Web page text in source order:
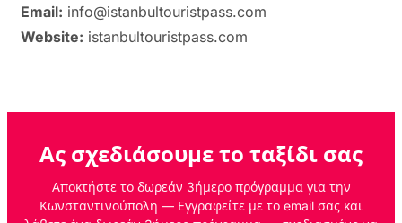
Email: info@istanbultouristpass.com
Website: istanbultouristpass.com
Ας σχεδιάσουμε το ταξίδι σας
Αποκτήστε το δωρεάν 3ήμερο πρόγραμμα για την
Κωνσταντινούπολη — Εγγραφείτε με το email σας και